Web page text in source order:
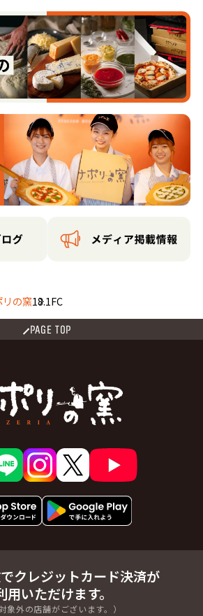
の窯18.1FC
PAGE TOP
クレジットカード決済が
用いただけます。
象外の店舗がございます。）